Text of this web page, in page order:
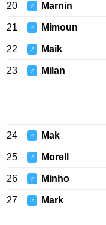
20 ♂ Marnin
21 ♂ Mimoun
22 ♂ Maik
23 ♂ Milan
24 ♂ Mak
25 ♂ Morell
26 ♂ Minho
27 ♂ Mark